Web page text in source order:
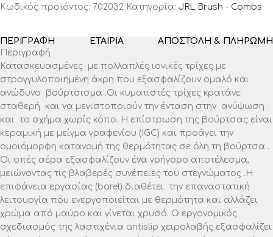
Κωδικός προϊόντος: 702032 Κατηγορία: JRL Brush - Combs
ΠΕΡΙΓΡΑΦΉ ΕΤΑΙΡΊΑ
ΑΠΟΣΤΟΛΉ & ΠΛΗΡΩΜΉ
Περιγραφή
Κατασκευασμένες με πολλαπλές ιονικές τρίχες με
στρογγυλοποιημένη άκρη που εξασφαλίζουν ομαλό και
ανώδυνο βούρτσισμα .Οι κυματιστές τρίχες κρατάνε
σταθερή και να μεγιστοποιούν την ένταση στην ανύψωση
και το σχήμα χωρίς κόπο. Η επίστρωση της βούρτσας είναι
κεραμική με μείγμα γραφενίου (ΙGC) και προάγει την
ομοιόμορφη κατανομή της θερμότητας σε όλη τη βούρτσα .
Οι οπές αέρα εξασφαλίζουν ένα γρήγορο αποτέλεσμα,
μειώνοντας τις βλαβερές συνέπειες του στεγνώματος .H
επιφάνεια εργασίας (barel) διαθέτει την επαναστατική
λειτουργία που ενεργοποιείται με θερμότητα και αλλάζει
χρώμα από μαύρο και γίνεται χρυσό. Ο εργονομικός
σχεδιασμός της λαστιχένια antislip χειρολαβής εξασφαλίζει